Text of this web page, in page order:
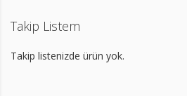
Takip Listem
Takip listenizde ürün yok.